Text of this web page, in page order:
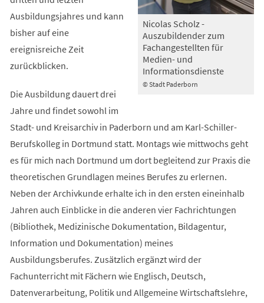
© Stadt Paderborn
Nicolas Scholz -
Auszubildender zum
Fachangestellten für
Medien- und
Informationsdienste
Ausbildungsjahres und kann
bisher auf eine
ereignisreiche Zeit
zurückblicken.
Die Ausbildung dauert drei
Jahre und findet sowohl im
Stadt- und Kreisarchiv in Paderborn und am Karl-Schiller-
Berufskolleg in Dortmund statt. Montags wie mittwochs geht
es für mich nach Dortmund um dort begleitend zur Praxis die
theoretischen Grundlagen meines Berufes zu erlernen.
Neben der Archivkunde erhalte ich in den ersten eineinhalb
Jahren auch Einblicke in die anderen vier Fachrichtungen
(Bibliothek, Medizinische Dokumentation, Bildagentur,
Information und Dokumentation) meines
Ausbildungsberufes. Zusätzlich ergänzt wird der
Fachunterricht mit Fächern wie Englisch, Deutsch,
Datenverarbeitung, Politik und Allgemeine Wirtschaftslehre,